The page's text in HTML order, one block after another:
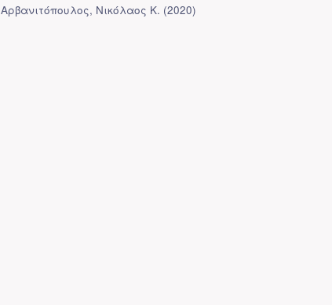
Αρβανιτόπουλος, Νικόλαος Κ. (2020)